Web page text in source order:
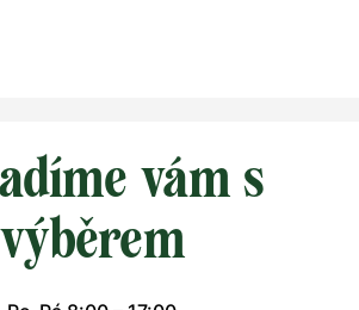
vám s
výběrem